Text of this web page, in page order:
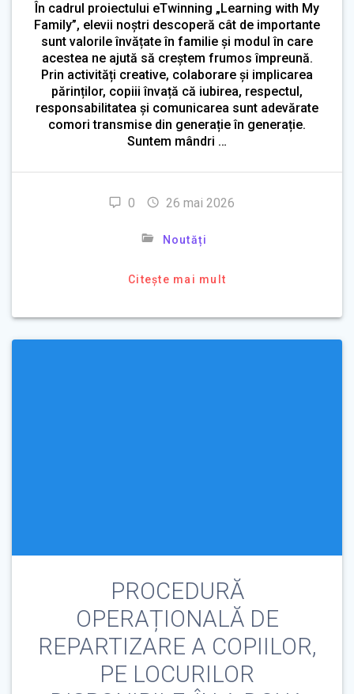
În cadrul proiectului eTwinning „Learning with My
Family”, elevii noștri descoperă cât de importante
sunt valorile învățate în familie și modul în care
acestea ne ajută să creștem frumos împreună.
Prin activități creative, colaborare și implicarea
părinților, copiii învață că iubirea, respectul,
responsabilitatea și comunicarea sunt adevărate
comori transmise din generație în generație.
Suntem mândri …
0 26 mai 2026
Noutăți
Citește mai mult
PROCEDURĂ
OPERAȚIONALĂ DE
REPARTIZARE A COPIILOR,
PE LOCURILOR